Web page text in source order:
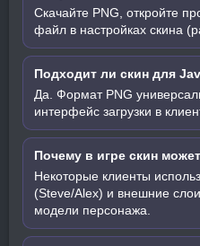
Скачайте PNG, откройте
файл в настройках скина
Подходит ли скин для
Да. Формат PNG
интерфейс загрузки в
Почему в игре скин
Некоторые клиенты
(Steve/Alex) и внешние
модели персонажа.